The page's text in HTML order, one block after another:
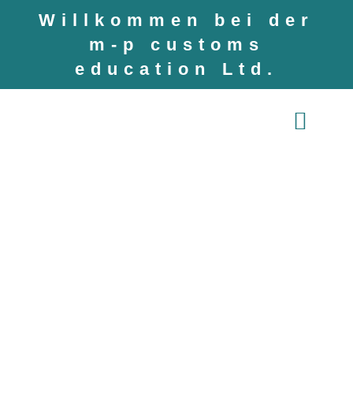
Willkommen bei der
m-p customs
education Ltd.